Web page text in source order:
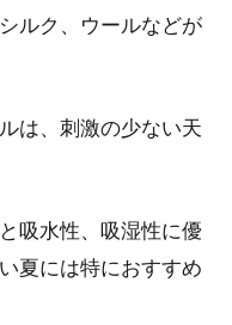
ルク、ウールなどが
は、刺激の少ない天
吸水性、吸湿性に優
夏には特におすすめ